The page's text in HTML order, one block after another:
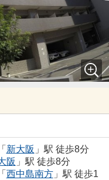
「 新大阪 」駅 徒歩8分
阪 」駅 徒歩8分
「 西中島南方」駅 徒歩1